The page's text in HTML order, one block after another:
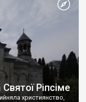
Таврійського
Ріпсіме
християнство,